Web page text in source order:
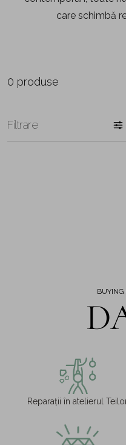
care schimbă
0 produse
Filtrare
BUYING
Reparații în atelierul